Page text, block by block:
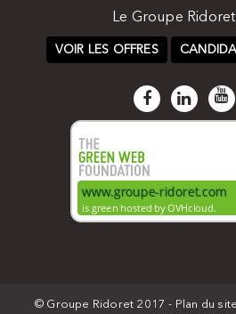
Le Groupe
VOIR LES OFFRES
© Groupe Ridoret 2017 - Plan du site